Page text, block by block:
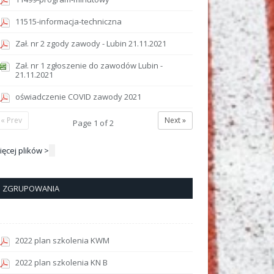
11515-informacja-techniczna
Zał. nr 2 zgody zawody - Lubin 21.11.2021
Zał. nr 1 zgłoszenie do zawodów Lubin -
21.11.2021
oświadczenie COVID zawody 2021
Next »
Page 1 of2
« Prev
plików >
ZGRUPOWANIA
2022 plan szkolenia KWM
2022 plan szkolenia KN B